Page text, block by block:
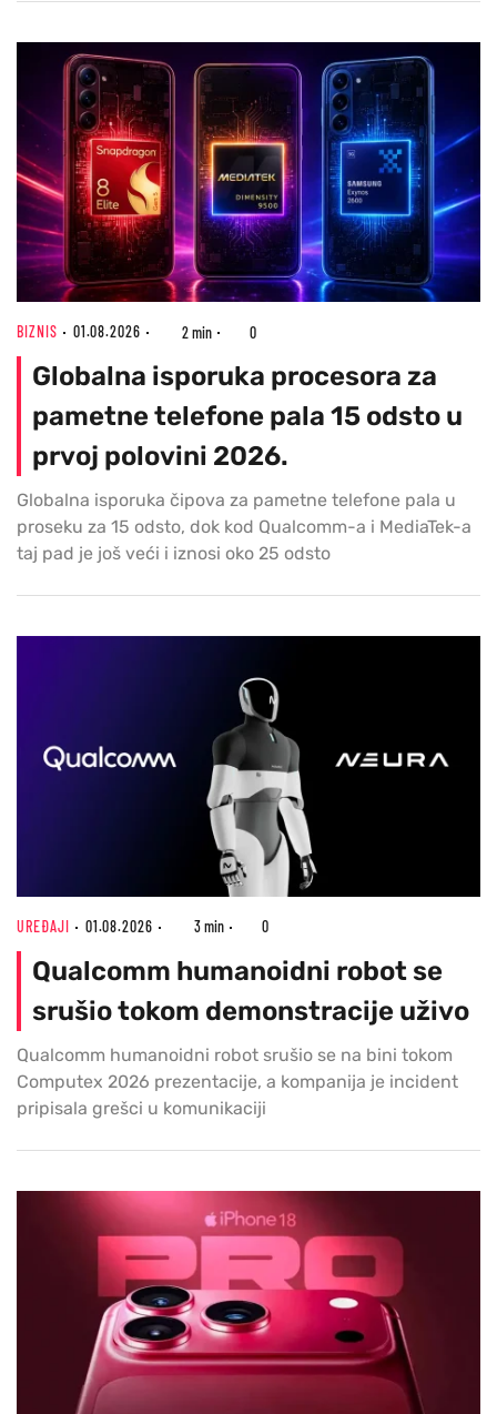
BIZNIS 01.08.2026 2 min 0
Globalna isporuka procesora za
pametne telefone pala 15 odsto u
prvoj polovini 2026.
Globalna isporuka čipova za pametne telefone pala u
proseku za 15 odsto, dok kod Qualcomm-a i MediaTek-a
taj pad je još veći i iznosi oko 25 odsto
UREĐAJI 01.08.2026 3 min 0
Qualcomm humanoidni robot se
srušio tokom demonstracije uživo
Qualcomm humanoidni robot srušio se na bini tokom
Computex 2026 prezentacije, a kompanija je incident
pripisala grešci u komunikaciji